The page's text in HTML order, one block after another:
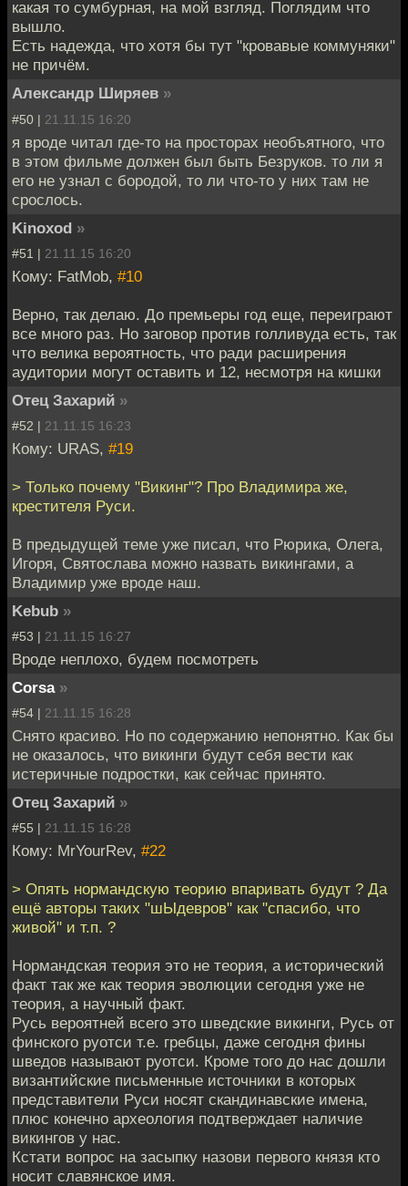
какая то сумбурная, на мой взгляд. Поглядим что
вышло.
Есть надежда, что хотя бы тут "кровавые коммуняки"
не причём.
Александр Ширяев »
#50 | 21.11.15 16:20
я вроде читал где-то на просторах необъятного, что
в этом фильме должен был быть Безруков. то ли я
его не узнал с бородой, то ли что-то у них там не
срослось.
Kinoxod »
#51 | 21.11.15 16:20
Кому: FatMob, #10
Верно, так делаю. До премьеры год еще, переиграют
все много раз. Но заговор против голливуда есть, так
что велика вероятность, что ради расширения
аудитории могут оставить и 12, несмотря на кишки
Отец Захарий »
#52 | 21.11.15 16:23
Кому: URAS, #19
> Только почему "Викинг"? Про Владимира же,
крестителя Руси.
В предыдущей теме уже писал, что Рюрика, Олега,
Игоря, Святослава можно назвать викингами, а
Владимир уже вроде наш.
Kebub »
#53 | 21.11.15 16:27
Вроде неплохо, будем посмотреть
Corsa »
#54 | 21.11.15 16:28
Снято красиво. Но по содержанию непонятно. Как бы
не оказалось, что викинги будут себя вести как
истеричные подростки, как сейчас принято.
Отец Захарий »
#55 | 21.11.15 16:28
Кому: MrYourRev, #22
> Опять нормандскую теорию впаривать будут ? Да
ещё авторы таких "шЫдевров" как "спасибо, что
живой" и т.п. ?
Нормандская теория это не теория, а исторический
факт так же как теория эволюции сегодня уже не
теория, а научный факт.
Русь вероятней всего это шведские викинги, Русь от
финского руотси т.е. гребцы, даже сегодня фины
шведов называют руотси. Кроме того до нас дошли
византийские письменные источники в которых
представители Руси носят скандинавские имена,
плюс конечно археология подтверждает наличие
викингов у нас.
Кстати вопрос на засыпку назови первого князя кто
носит славянское имя.